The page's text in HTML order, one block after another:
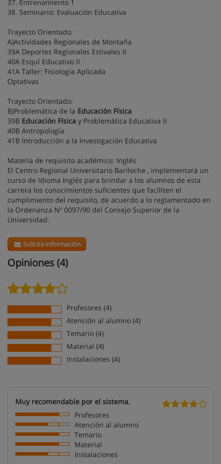
37. Entrenamiento 1
38. Seminario: Evaluación Educativa
Trayecto Orientado:
A)Actividades Regionales de Montaña
39A Deportes Regionales Estivales II
40A Esquí Educativo II
41A Taller: Fisiología Aplicada
Optativas
Trayecto Orientado:
B)Problemática de la Educación Física
39B Educación Física y Problemática Educativa II
40B Antropología
41B Introducción a la Investigación Educativa
Materia de requisito académico: Inglés
El Centro Regional Universitario Bariloche , implementará un
curso de Idioma Inglés para brindar a los alumnos de esta
carrera los conocimientos suficientes que faciliten el
cumplimiento del requisito, de acuerdo a lo reglamentado en
la Ordenanza Nº 0097/90 del Consejo Superior de la
Universidad.
Solicita información
Opiniones (4)
Profesores (4)
Atención al alumno (4)
Temario (4)
Material (4)
Instalaciones (4)
Muy recomendable por el sistema.
Profesores
Atención al alumno
Temario
Material
Instalaciones